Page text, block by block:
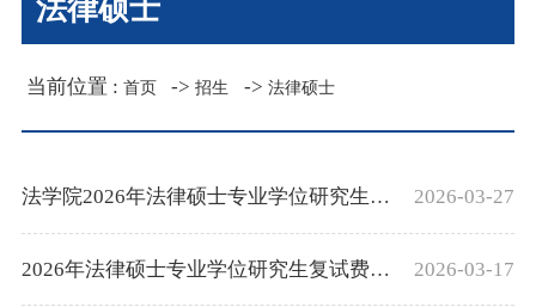
法律硕士
当前位置 :首页 ->招生 -> 法律硕士
2026-03-27
法学院2026年法律硕士专业学位研究生复...
2026-03-17
2026年法律硕士专业学位研究生复试费网...